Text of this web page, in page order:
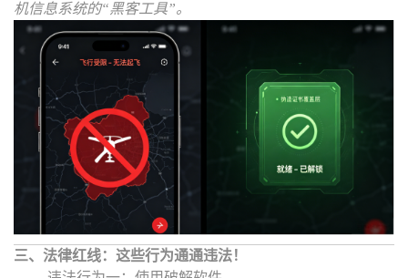
机信息系统的“黑客工具”。
三、法律红线：这些行为通通违法！